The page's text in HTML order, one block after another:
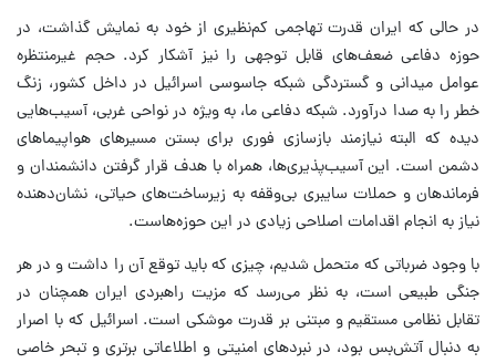
در حالی که ایران قدرت تهاجمی کم‌نظیری از خود به نمایش گذاشت، در
حوزه دفاعی ضعف‌های قابل توجهی را نیز آشکار کرد. حجم غیرمنتظره
عوامل میدانی و گستردگی شبکه جاسوسی اسرائیل در داخل کشور، زنگ
خطر را به صدا درآورد. شبکه دفاعی ما، به ویژه در نواحی غربی، آسیب‌هایی
دیده که البته نیازمند بازسازی فوری برای بستن مسیرهای هواپیماهای
دشمن است. این آسیب‌پذیری‌ها، همراه با هدف قرار گرفتن دانشمندان و
فرماندهان و حملات سایبری بی‌وقفه به زیرساخت‌های حیاتی، نشان‌دهنده
نیاز به انجام اقدامات اصلاحی زیادی در این حوزه‌هاست.
با وجود ضرباتی که متحمل شدیم، چیزی که باید توقع آن را داشت و در هر
جنگی طبیعی است، به نظر می‌رسد که مزیت راهبردی ایران همچنان در
تقابل نظامی مستقیم و مبتنی بر قدرت موشکی است. اسرائیل که با اصرار
به دنبال آتش‌بس بود، در نبردهای امنیتی و اطلاعاتی برتری و تبحر خاصی